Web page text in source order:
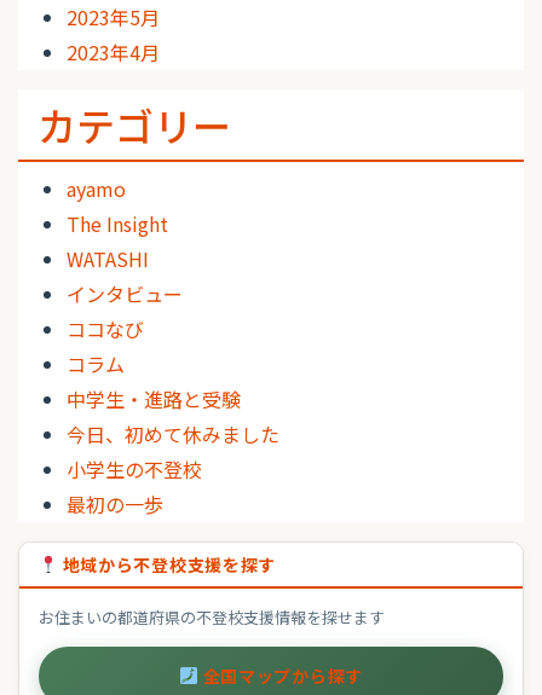
2023年5月
2023年4月
カテゴリー
ayamo
The Insight
WATASHI
インタビュー
ココなび
コラム
中学生・進路と受験
今日、初めて休みました
小学生の不登校
最初の一歩
地域から不登校支援を探す
お住まいの都道府県の不登校支援情報を探せます
全国マップから探す